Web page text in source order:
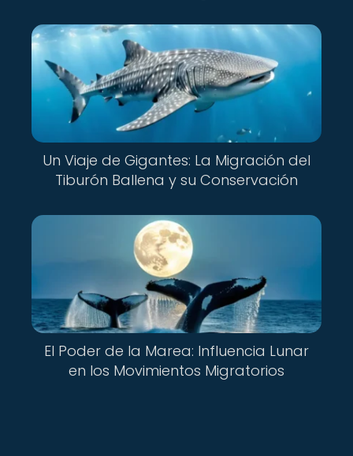
Un Viaje de Gigantes: La Migración del
Tiburón Ballena y su Conservación
El Poder de la Marea: Influencia Lunar
en los Movimientos Migratorios